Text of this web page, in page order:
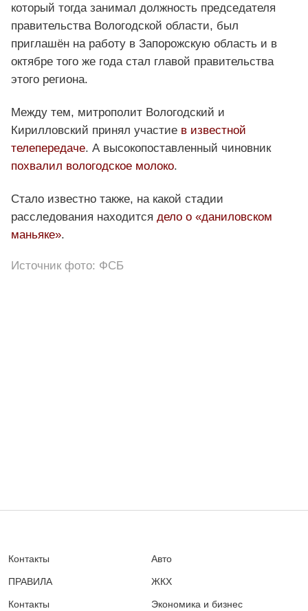
который тогда занимал должность председателя
правительства Вологодской области, был
приглашён на работу в Запорожскую область и в
октябре того же года стал главой правительства
этого региона.
Между тем, митрополит Вологодский и
Кирилловский принял участие в известной
телепередаче. А высокопоставленный чиновник
похвалил вологодское молоко.
Стало известно также, на какой стадии
расследования находится дело о «даниловском
маньяке».
Источник фото: ФСБ
Контакты
ПРАВИЛА
Контакты
Авто
ЖКХ
Экономика и бизнес